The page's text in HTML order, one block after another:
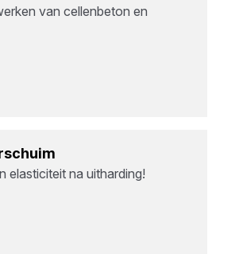
van cellenbeton en
elasticiteit na uitharding!